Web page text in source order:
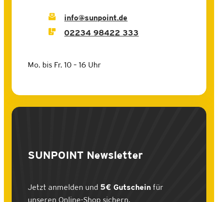
info@sunpoint.de
02234 98422 333
Mo. bis Fr. 10 – 16 Uhr
SUNPOINT Newsletter
Jetzt anmelden und 5€ Gutschein für
unseren Online-Shop sichern.